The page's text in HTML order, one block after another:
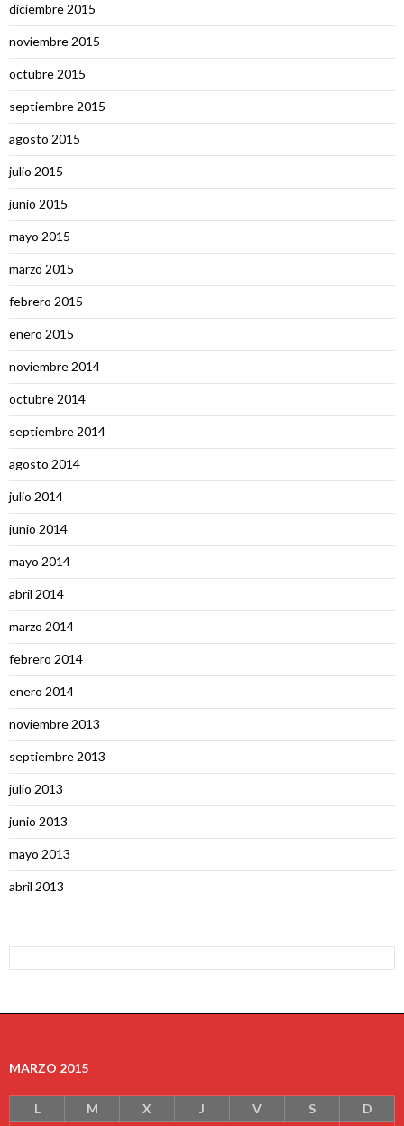
diciembre 2015
noviembre 2015
octubre 2015
septiembre 2015
agosto 2015
julio 2015
junio 2015
mayo 2015
marzo 2015
febrero 2015
enero 2015
noviembre 2014
octubre 2014
septiembre 2014
agosto 2014
julio 2014
junio 2014
mayo 2014
abril 2014
marzo 2014
febrero 2014
enero 2014
noviembre 2013
septiembre 2013
julio 2013
junio 2013
mayo 2013
abril 2013
MARZO 2015
L M X J V S
D